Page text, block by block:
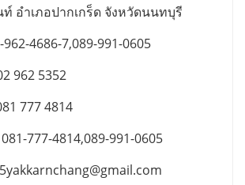
อำเภอปากเกร็ด จังหวัดนนทบุรี
4686-7,089-991-0605
962 5352
777 4814
777-4814,089-991-0605
5yakkarnchang@gmail.com